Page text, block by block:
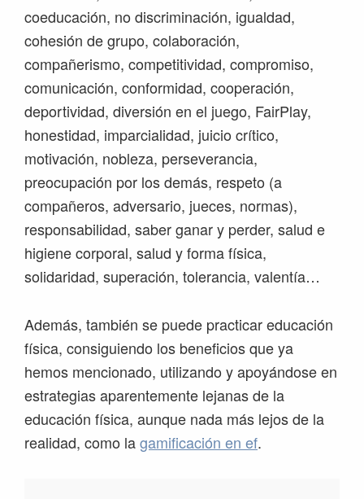
coeducación, no discriminación, igualdad,
cohesión de grupo, colaboración,
compañerismo, competitividad, compromiso,
comunicación, conformidad, cooperación,
deportividad, diversión en el juego, FairPlay,
honestidad, imparcialidad, juicio crítico,
motivación, nobleza, perseverancia,
preocupación por los demás, respeto (a
compañeros, adversario, jueces, normas),
responsabilidad, saber ganar y perder, salud e
higiene corporal, salud y forma física,
solidaridad, superación, tolerancia, valentía…
Además, también se puede practicar educación
física, consiguiendo los beneficios que ya
hemos mencionado, utilizando y apoyándose en
estrategias aparentemente lejanas de la
educación física, aunque nada más lejos de la
realidad, como lagamificación en ef.